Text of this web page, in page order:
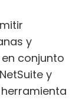
y
conjunto
y